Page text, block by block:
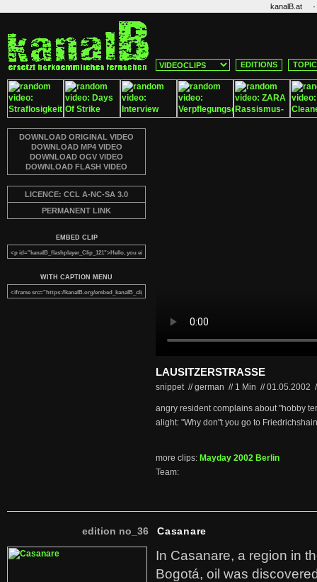
kanalB.at ·
EDITIONS
DOWNLOAD ORIGINAL VIDEO
DOWNLOAD MP4 VIDEO
DOWNLOAD OGV VIDEO
DOWNLOAD FLASH VIDEO
LICENCE: CCL A-NC-SA 3.0
PERMANENT LINK
EMBED CLIP
WITH CAPTION MENU
LAUSITZERSTRASSE
snippet // german // 1 Min //01.05.2002
angry resident complains about "hobby
alight: "Why don"t you go to
more clips: Mayday 2002 Berlin
Team:
edition no_36 Casanare
In Casanare, a region in
Bogotá, oil was